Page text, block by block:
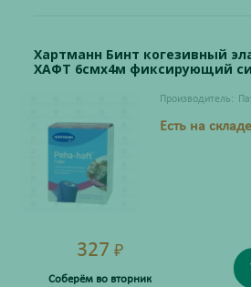
Хартманн Бинт когезивный
ХАФТ 6смх4м фиксирующий
Производитель:
Есть на складе
327 ₽
Соберём во вторник